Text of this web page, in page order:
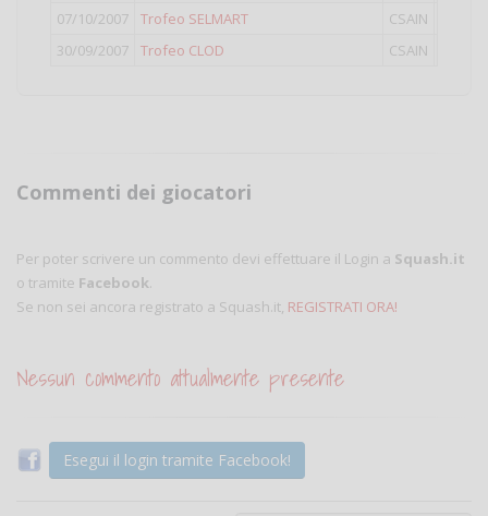
07/10/2007 Trofeo SELMART CSAIN
30/09/2007
Trofeo CLOD CSAIN
Commenti dei giocatori
Per poter scrivere un commento devi effettuare il Login a Squash.it
o tramite Facebook.
Se non sei ancora registrato a Squash.it, REGISTRATI ORA!
Nessun commento attualmente presente
Esegui il login tramite Facebook!